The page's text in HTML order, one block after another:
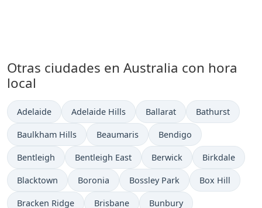
Otras ciudades en Australia con hora
local
Hora actual en
Adelaide Hora actual en
Adelaide Hills Hora actual en
Ballarat Hora actual en
Bathurst
Hora actual en
Baulkham Hills Hora actual en
Beaumaris Hora actual en
Bendigo
Hora actual en
Bentleigh Hora actual en
Bentleigh East Hora actual en
Berwick Hora actual en
Birkdale
Hora actual en
Blacktown Hora actual en
Boronia Hora actual en
Bossley Park Hora actual en
Box Hill
Hora actual en
Bracken Ridge Hora actual en
Brisbane Hora actual en
Bunbury